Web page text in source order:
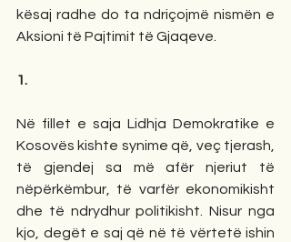
kësaj radhe do ta ndriçojmë nismën e
Aksioni të Pajtimit të Gjaqeve.
1.
Në fillet e saja Lidhja Demokratike e
Kosovës kishte synime që, veç tjerash,
të gjendej sa më afër njeriut të
nëpërkëmbur, të varfër ekonomikisht
dhe të ndrydhur politikisht. Nisur nga
kjo, degët e saj që në të vërtetë ishin